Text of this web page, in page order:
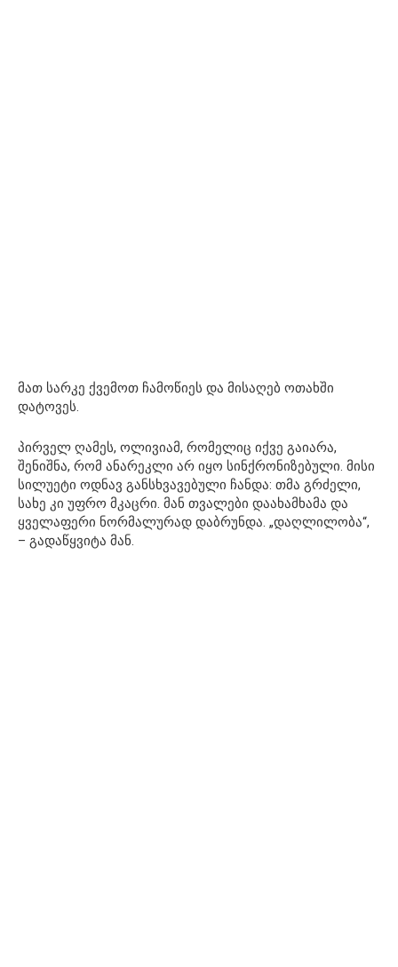
მათ სარკე ქვემოთ ჩამოწიეს და მისაღებ ოთახში
დატოვეს.
პირველ ღამეს, ოლივიამ, რომელიც იქვე გაიარა,
შენიშნა, რომ ანარეკლი არ იყო სინქრონიზებული. მისი
სილუეტი ოდნავ განსხვავებული ჩანდა: თმა გრძელი,
სახე კი უფრო მკაცრი. მან თვალები დაახამხამა და
ყველაფერი ნორმალურად დაბრუნდა. „დაღლილობა“,
– გადაწყვიტა მან.